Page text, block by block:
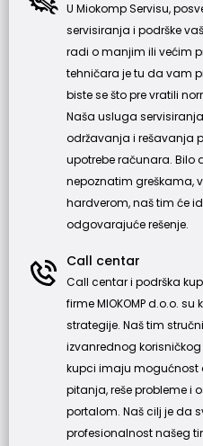
U Miokomp Servisu,
servisiranja i podrške
radi o manjim ili većim
tehničara je tu da vam
biste se što pre vratili
Naša usluga
održavanja i rešavanja
upotrebe računara. Bilo
nepoznatim greškama,
hardverom, naš tim će
odgovarajuće rešenje.
Call centar
Call centar i podrška
firme MIOKOMP d.o.o.
strategije. Naš tim
izvanrednog
kupci imaju mogućnost
pitanja, reše probleme i
portalom. Naš cilj je da
profesionalnost našeg